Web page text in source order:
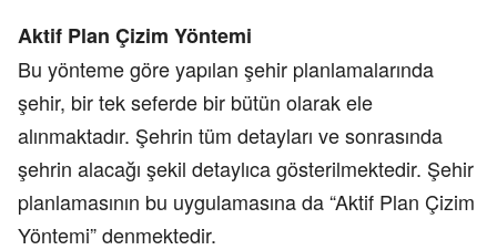
Aktif Plan Çizim Yöntemi
Bu yönteme göre yapılan şehir planlamalarında
şehir, bir tek seferde bir bütün olarak ele
alınmaktadır. Şehrin tüm detayları ve sonrasında
şehrin alacağı şekil detaylıca gösterilmektedir. Şehir
planlamasının bu uygulamasına da “Aktif Plan Çizim
Yöntemi” denmektedir.